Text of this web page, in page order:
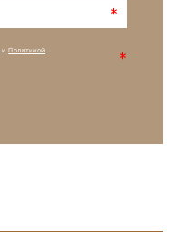
*
иПолитикой
*